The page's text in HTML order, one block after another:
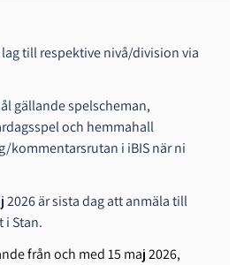
till respektive nivå/division via
gällande spelscheman,
och hemmahall
kommentarsrutan i iBIS när ni
2026 är sista dag att anmäla till
i Stan.
från och med 15 maj 2026,